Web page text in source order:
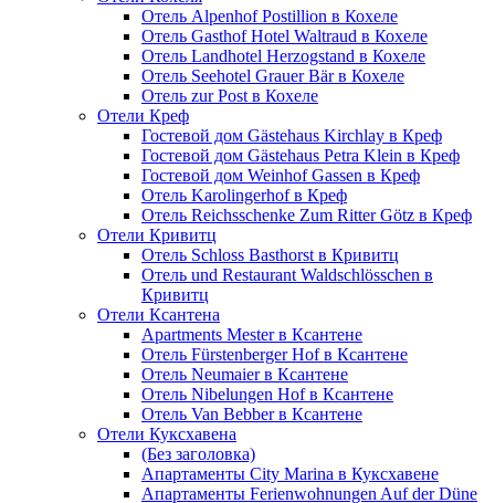
Отель Alpenhof Postillion в Кохеле
Отель Gasthof Hotel Waltraud в Кохеле
Отель Landhotel Herzogstand в Кохеле
Отель Seehotel Grauer Bär в Кохеле
Отель zur Post в Кохеле
Отели Креф
Гостевой дом Gästehaus Kirchlay в Креф
Гостевой дом Gästehaus Petra Klein в Креф
Гостевой дом Weinhof Gassen в Креф
Отель Karolingerhof в Креф
Отель Reichsschenke Zum Ritter Götz в Креф
Отели Кривитц
Отель Schloss Basthorst в Кривитц
Отель und Restaurant Waldschlösschen в
Кривитц
Отели Ксантена
Apartments Mester в Ксантене
Отель Fürstenberger Hof в Ксантене
Отель Neumaier в Ксантене
Отель Nibelungen Hof в Ксантене
Отель Van Bebber в Ксантене
Отели Куксхавена
(Без заголовка)
Апартаменты City Marina в Куксхавене
Апартаменты Ferienwohnungen Auf der Düne